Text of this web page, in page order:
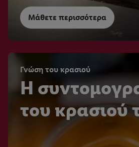
Μάθετε περισσότερα
Γνώση του κρασιού
Η
του κρασιού
Ιταλίας